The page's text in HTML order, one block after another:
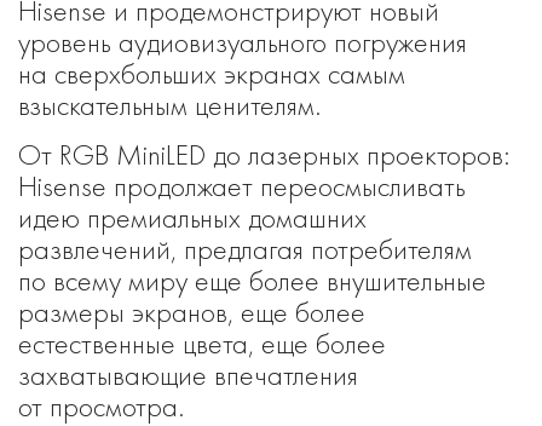
Hisense и продемонстрируют новый
уровень аудиовизуального погружения
на сверхбольших экранах самым
взыскательным ценителям.
От RGB MiniLED до лазерных проекторов:
Hisense продолжает переосмысливать
идею премиальных домашних
развлечений, предлагая потребителям
по всему миру еще более внушительные
размеры экранов, еще более
естественные цвета, еще более
захватывающие впечатления
от просмотра.